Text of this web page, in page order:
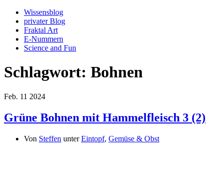
Wissensblog
privater Blog
Fraktal Art
E-Nummern
Science and Fun
Schlagwort: Bohnen
Feb. 11 2024
Grüne Bohnen mit Hammelfleisch 3 (2)
Von Steffen unterEintopf, Gemüse & Obst